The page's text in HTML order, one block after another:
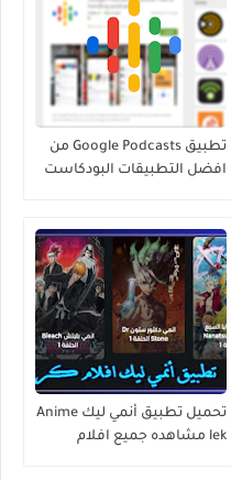
تطبيق Google Podcasts من
افضل التطبيقات البودكاست
تحميل تطبيق أنمي ليك Anime
lek مشاهده جميع افلام